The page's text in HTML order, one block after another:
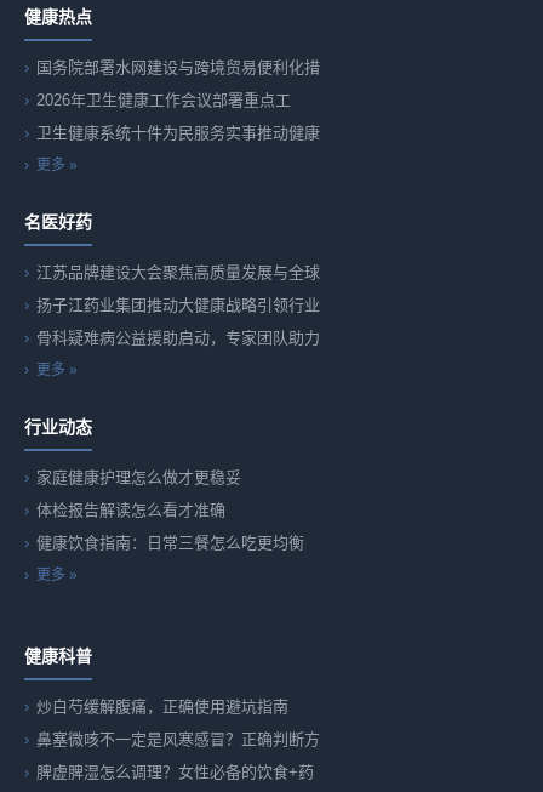
健康热点
国务院部署水网建设与跨境贸易便利化措
2026年卫生健康工作会议部署重点工
卫生健康系统十件为民服务实事推动健康
更多 »
名医好药
江苏品牌建设大会聚焦高质量发展与全球
扬子江药业集团推动大健康战略引领行业
骨科疑难病公益援助启动，专家团队助力
更多 »
行业动态
家庭健康护理怎么做才更稳妥
体检报告解读怎么看才准确
健康饮食指南：日常三餐怎么吃更均衡
更多 »
健康科普
炒白芍缓解腹痛，正确使用避坑指南
鼻塞微咳不一定是风寒感冒？正确判断方
脾虚脾湿怎么调理？女性必备的饮食+药